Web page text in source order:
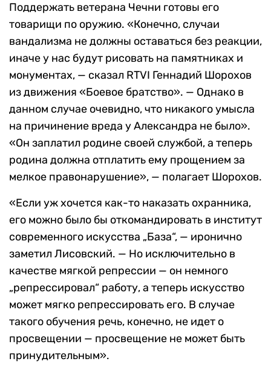
Поддержать ветерана Чечни готовы его
товарищи по оружию. «Конечно, случаи
вандализма не должны оставаться без реакции,
иначе у нас будут рисовать на памятниках и
монументах, — сказал RTVI Геннадий Шорохов
из движения «Боевое братство». — Однако в
данном случае очевидно, что никакого умысла
на причинение вреда у Александра не было».
«Он заплатил родине своей службой, а теперь
родина должна отплатить ему прощением за
мелкое правонарушение», — полагает Шорохов.
«Если уж хочется как-то наказать охранника,
его можно было бы откомандировать в институт
современного искусства „База“, — иронично
заметил Лисовский. — Но исключительно в
качестве мягкой репрессии — он немного
„репрессировал“ работу, а теперь искусство
может мягко репрессировать его. В случае
такого обучения речь, конечно, не идет о
просвещении — просвещение не может быть
принудительным».